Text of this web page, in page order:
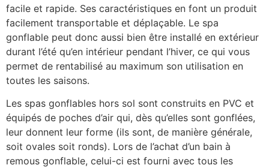
facile et rapide. Ses caractéristiques en font un produit
facilement transportable et déplaçable. Le spa
gonflable peut donc aussi bien être installé en extérieur
durant l’été qu’en intérieur pendant l’hiver, ce qui vous
permet de rentabilisé au maximum son utilisation en
toutes les saisons.
Les spas gonflables hors sol sont construits en PVC et
équipés de poches d’air qui, dès qu’elles sont gonflées,
leur donnent leur forme (ils sont, de manière générale,
soit ovales soit ronds). Lors de l’achat d’un bain à
remous gonflable, celui-ci est fourni avec tous les